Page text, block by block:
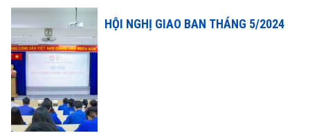
HỘI NGHỊ GIAO BAN THÁNG 5/2024